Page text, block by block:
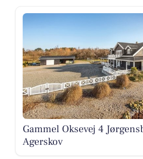
Gammel Oksevej 4
Agerskov